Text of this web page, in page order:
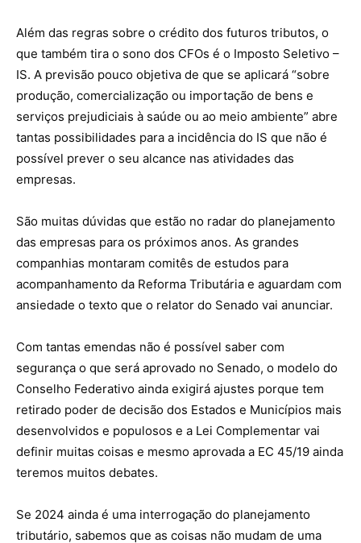
Além das regras sobre o crédito dos futuros tributos, o
que também tira o sono dos CFOs é o Imposto Seletivo –
IS. A previsão pouco objetiva de que se aplicará “sobre
produção, comercialização ou importação de bens e
serviços prejudiciais à saúde ou ao meio ambiente” abre
tantas possibilidades para a incidência do IS que não é
possível prever o seu alcance nas atividades das
empresas.
São muitas dúvidas que estão no radar do planejamento
das empresas para os próximos anos. As grandes
companhias montaram comitês de estudos para
acompanhamento da Reforma Tributária e aguardam com
ansiedade o texto que o relator do Senado vai anunciar.
Com tantas emendas não é possível saber com
segurança o que será aprovado no Senado, o modelo do
Conselho Federativo ainda exigirá ajustes porque tem
retirado poder de decisão dos Estados e Municípios mais
desenvolvidos e populosos e a Lei Complementar vai
definir muitas coisas e mesmo aprovada a EC 45/19 ainda
teremos muitos debates.
Se 2024 ainda é uma interrogação do planejamento
tributário, sabemos que as coisas não mudam de uma